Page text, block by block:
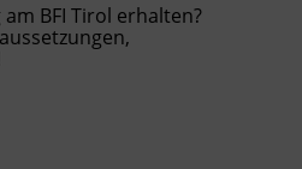
BFI Tirol erhalten?